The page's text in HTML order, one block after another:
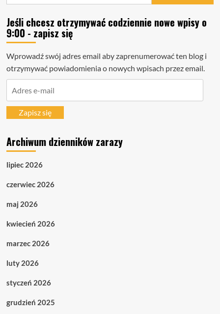
Jeśli chcesz otrzymywać codziennie nowe wpisy o
9:00 - zapisz się
Wprowadź swój adres email aby zaprenumerować ten blog i
otrzymywać powiadomienia o nowych wpisach przez email.
mailZapisz się
Archiwum dzienników zarazy
lipiec 2026
czerwiec 2026
maj 2026
kwiecień 2026
marzec 2026
luty 2026
styczeń 2026
grudzień 2025